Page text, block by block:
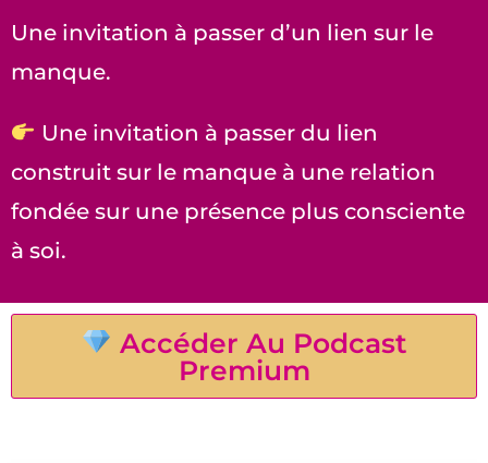
Une invitation à passer d’un lien sur le
manque.
Une invitation à passer du lien
construit sur le manque à une relation
fondée sur une présence plus consciente
à soi.
Accéder Au Podcast
Premium